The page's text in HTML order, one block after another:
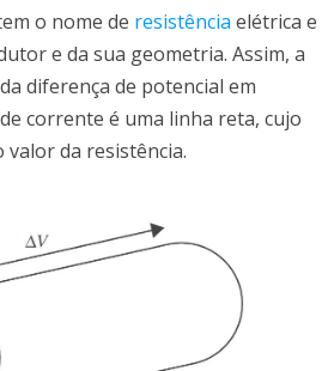
o nome de resistência elétrica e
e da sua geometria. Assim, a
diferença de potencial em
corrente é uma linha reta, cujo
valor da resistência.